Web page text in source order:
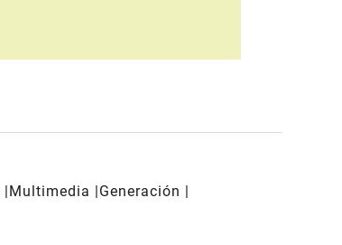
Multimedia
Generación